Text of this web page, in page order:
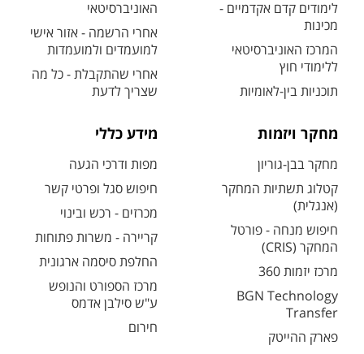
לימודים קדם אקדמיים -
מכינות
המרכז האוניברסיטאי
ללימודי חוץ
תוכניות בין-לאומיות
האוניברסיטאי
אחרי הרשמה - אזור אישי
למועמדים ולמועמדות
אחרי שהתקבלת - כל מה
שצריך לדעת
מחקר ויזמות
מחקר בבן-גוריון
קטלוג תשתיות המחקר
(אנגלית)
חיפוש מנחה - פורטל
המחקר (CRIS)
מרכז יזמות 360
BGN Technology
Transfer
פארק ההייטק
מידע כללי
מפות ודרכי הגעה
חיפוש סגל ופרטי קשר
מכרזים - רכש ובינוי
קריירה - משרות פתוחות
החלפת סיסמה ארגונית
מרכז הספורט והנופש
ע"ש סילבן אדמס
חירום